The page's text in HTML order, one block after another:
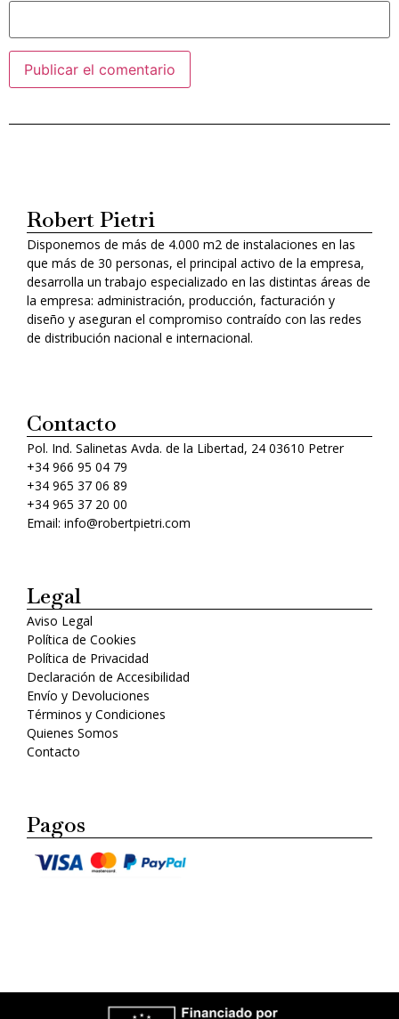
Robert Pietri
Disponemos de más de 4.000 m2 de instalaciones en las
que más de 30 personas, el principal activo de la empresa,
desarrolla un trabajo especializado en las distintas áreas de
la empresa: administración, producción, facturación y
diseño y aseguran el compromiso contraído con las redes
de distribución nacional e internacional.
Contacto
Pol. Ind. Salinetas Avda. de la Libertad, 24 03610 Petrer
+34 966 95 04 79
+34 965 37 06 89
+34 965 37 20 00
Email: info@robertpietri.com
Legal
Aviso Legal
Política de Cookies
Política de Privacidad
Declaración de Accesibilidad
Envío y Devoluciones
Términos y Condiciones
Quienes Somos
Contacto
Pagos